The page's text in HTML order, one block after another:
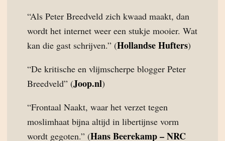
“Als Peter Breedveld zich kwaad maakt, dan
wordt het internet weer een stukje mooier. Wat
kan die gast schrijven.” (Hollandse Hufters)
“De kritische en vlijmscherpe blogger Peter
Breedveld” (Joop.nl)
“Frontaal Naakt, waar het verzet tegen
moslimhaat bijna altijd in libertijnse vorm
wordt gegoten.” (Hans Beerekamp – NRC